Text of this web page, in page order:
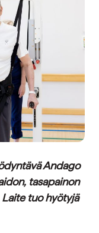
Andago
tasapainon
tuo hyötyjä